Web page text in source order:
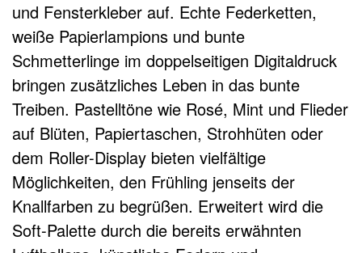
und Fensterkleber auf. Echte Federketten,
weiße Papierlampions und bunte
Schmetterlinge im doppelseitigen Digitaldruck
bringen zusätzliches Leben in das bunte
Treiben. Pastelltöne wie Rosé, Mint und Flieder
auf Blüten, Papiertaschen, Strohhüten oder
dem Roller-Display bieten vielfältige
Möglichkeiten, den Frühling jenseits der
Knallfarben zu begrüßen. Erweitert wird die
Soft-Palette durch die bereits erwähnten